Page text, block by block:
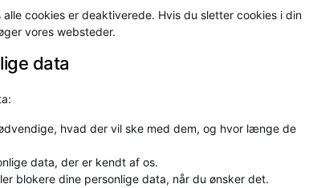
cookies er deaktiverede. Hvis du sletter cookies i din
vores websteder.
data
hvad der vil ske med dem, og hvor længe de
data, der er kendt af os.
blokere dine personlige data, når du ønsker det.